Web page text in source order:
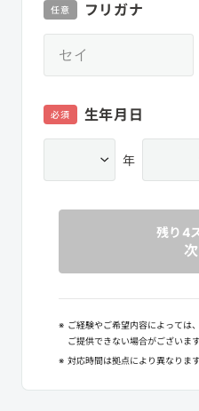
フリガナ
任意
生年月日
必須
年
残り4
※ ご経験やご希望内容によっては
ご提供できない場合がございま
※ 対応時間は拠点により異なります